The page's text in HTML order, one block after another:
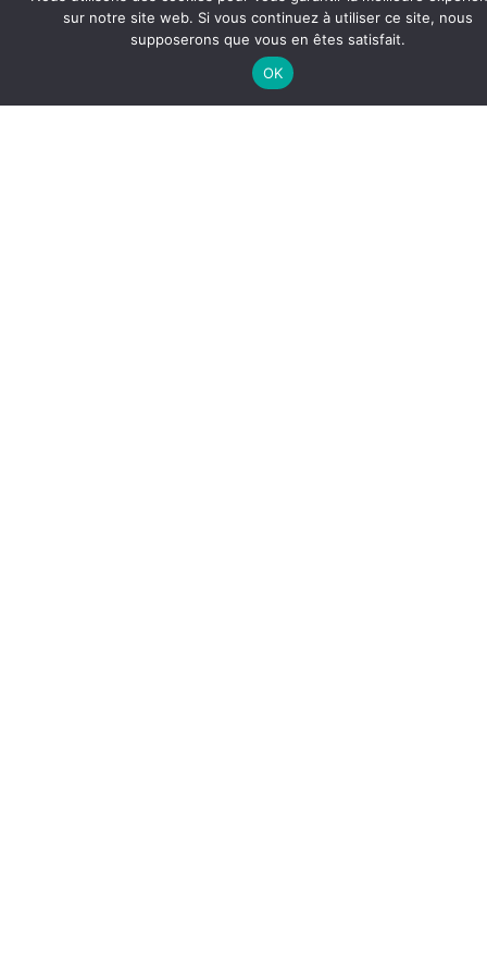
sur notre site web. Si vous continuez à utiliser ce site, nous
supposerons que vous en êtes satisfait.
OK